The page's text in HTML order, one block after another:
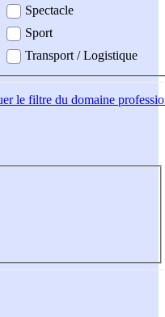
Spectacle
Sport
Transport / Logistique
le filtre du domaine